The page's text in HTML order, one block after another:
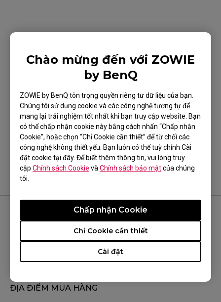
Chào mừng đến với ZOWIE
by BenQ
ZOWIE by BenQ tôn trọng quyền riêng tư dữ liệu của bạn.
Chúng tôi sử dụng cookie và các công nghệ tương tự để
mang lại trải nghiệm tốt nhất khi bạn truy cập website. Bạn
có thể chấp nhận cookie này bằng cách nhấn “Chấp nhận
Cookie”, hoặc chọn “Chỉ Cookie cần thiết” để từ chối các
công nghệ không thiết yếu. Bạn luôn có thể tuỳ chỉnh Cài
đặt cookie tại đây. Để biết thêm thông tin, vui lòng truy
cập Chính sách Cookie và Chính sách bảo mậtcủa chúng
tôi.
Cài đặt
Chỉ Cookie cần thiết
Chấp nhận Cookie
Các sản phẩm phù hợp
XL2430 (24")
Điều này có hữu ích?
Có Không
THEO DÕI ZOWIE
ĐỊA ĐIỂM MUA HÀNG